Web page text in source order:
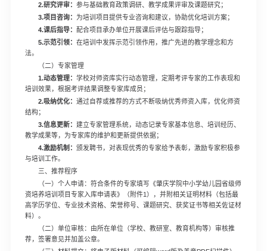
2.研究评审： 参与基础教育政策调研、教学成果评审及课题研究；
3.项目咨询：
为培训项目提供专业咨询和建议，协助优化培训方案；
4.课后指导： 配合项目承办单位开展课后评估与跟踪指导；
5.示范引领： 在培训中发挥示范引领作用，推广先进的教学理念和方
法。
（二）专家管理
1.动态管理： 学校对师资库实行动态管理，定期考评专家的工作表现和
培训效果，根据考评结果调整专家库成员；
2.吸纳优化： 通过自荐或推荐的方式不断吸纳优秀师资入库，优化师资
结构；
3.信息更新：
建立专家管理系统，动态记录专家基本信息、培训经历、
教学成果等，为专家库的维护和更新提供依据；
4.激励机制： 颁发聘书，对表现优秀的专家给予表彰，激励专家积极参
与培训工作。
三、推荐程序
（一）个人申请：符合条件的专家填写《肇庆学院中小学幼儿园省级师
资培养培训项目专家入库申请表》（附件1），并附相关证明材料（包括最
高学历学位、专业技术资格、荣誉称号、课题研究、获奖证书等相关佐证材
料）。
（二）单位审核：由所在单位（学校、教研室、教育机构等）审核推
荐，签署意见并加盖公章。